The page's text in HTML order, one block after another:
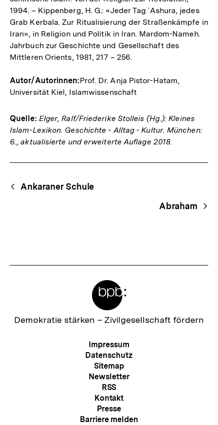
1994. – Kippenberg, H. G.: «Jeder Tag ʿAshura, jedes
Grab Kerbala. Zur Ritualisierung der Straßenkämpfe in
Iran», in Religion und Politik in Iran. Mardom-­Nameh.
Jahrbuch zur Geschichte und Gesellschaft des
Mittleren Orients, 1981, 217 – 256.
Autor/Autorinnen:Prof. Dr. Anja Pistor-­Hatam,
Universität Kiel, Islamwissenschaft
Quelle: Elger, Ralf/Friederike Stolleis (Hg.): Kleines
Islam-Lexikon. Geschichte - Alltag - Kultur. München:
6., aktualisierte und erweiterte Auflage 2018.
Begriffsnavigation
Content-
Navigation
Ankaraner Schule
Abraham
Zur
Demokratie stärken – Zivilgesellschaft fördern
Meta-
Navigation
Impressum
Datenschutz
Sitemap
Newsletter
RSS
Kontakt
Presse
Barriere melden